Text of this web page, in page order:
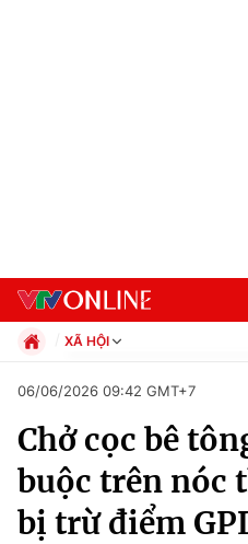
Chuyên mục
Chính trị
XÃ HỘI
Xã hội
Pháp luật
Kinh tế
Thể thao
Truyền hình
06/06/2026 09:42 GMT+7
Chở cọc bê
buộc trên nóc
bị trừ điểm